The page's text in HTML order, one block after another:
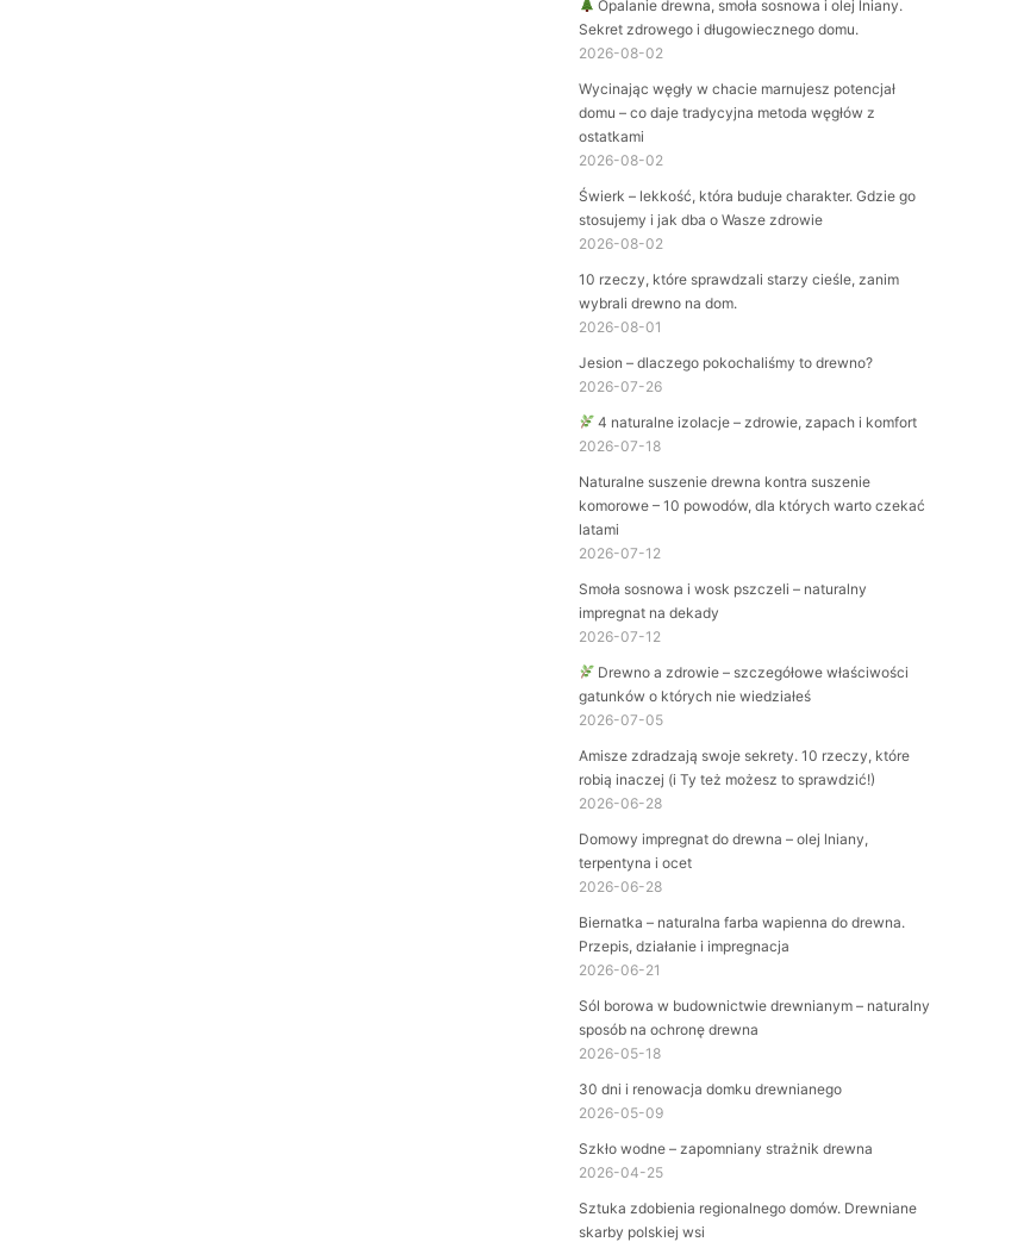
Opalanie drewna, smoła sosnowa i olej lniany.
Sekret zdrowego i długowiecznego domu.
2026-08-02
Wycinając węgły w chacie marnujesz potencjał
domu – co daje tradycyjna metoda węgłów z
ostatkami
2026-08-02
Świerk – lekkość, która buduje charakter. Gdzie go
stosujemy i jak dba o Wasze zdrowie
2026-08-02
10 rzeczy, które sprawdzali starzy cieśle, zanim
wybrali drewno na dom.
2026-08-01
Jesion – dlaczego pokochaliśmy to drewno?
2026-07-26
4 naturalne izolacje – zdrowie, zapach i komfort
2026-07-18
Naturalne suszenie drewna kontra suszenie
komorowe – 10 powodów, dla których warto czekać
latami
2026-07-12
Smoła sosnowa i wosk pszczeli – naturalny
impregnat na dekady
2026-07-12
Drewno a zdrowie – szczegółowe właściwości
gatunków o których nie wiedziałeś
2026-07-05
Amisze zdradzają swoje sekrety. 10 rzeczy, które
robią inaczej (i Ty też możesz to sprawdzić!)
2026-06-28
Domowy impregnat do drewna – olej lniany,
terpentyna i ocet
2026-06-28
Biernatka – naturalna farba wapienna do drewna.
Przepis, działanie i impregnacja
2026-06-21
Sól borowa w budownictwie drewnianym – naturalny
sposób na ochronę drewna
2026-05-18
30 dni i renowacja domku drewnianego
2026-05-09
Szkło wodne – zapomniany strażnik drewna
2026-04-25
Sztuka zdobienia regionalnego domów. Drewniane
skarby polskiej wsi